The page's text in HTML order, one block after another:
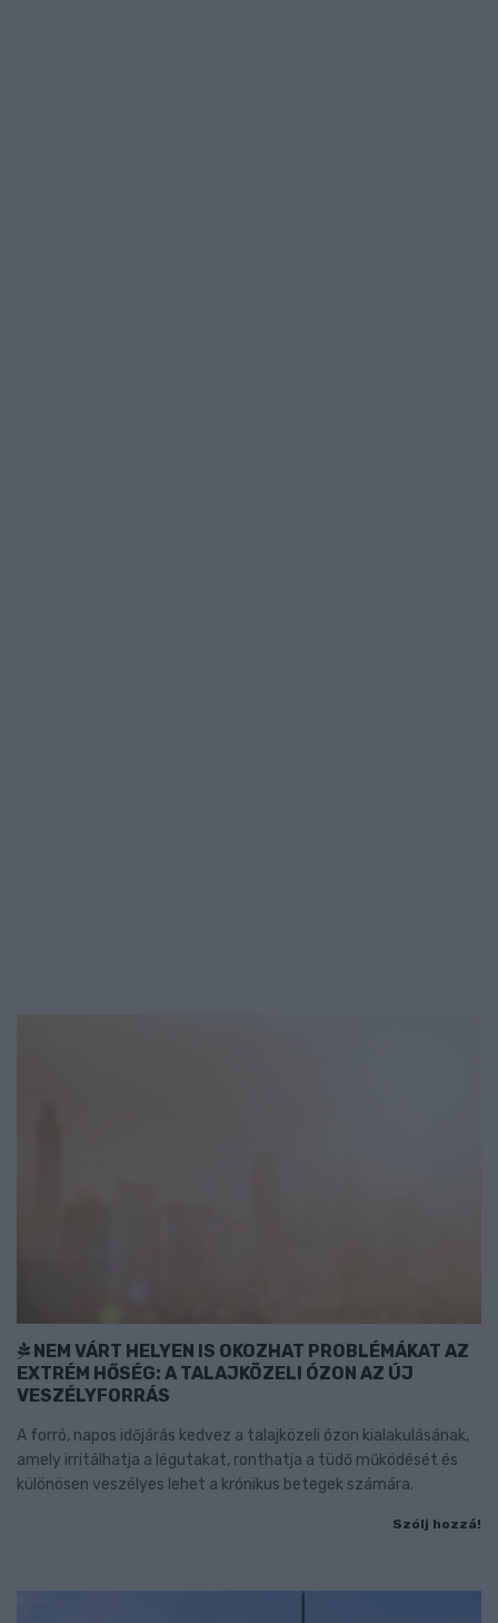
NEM VÁRT HELYEN IS OKOZHAT PROBLÉMÁKAT AZ
EXTRÉM HŐSÉG: A TALAJKÖZELI ÓZON AZ ÚJ
VESZÉLYFORRÁS
A forró, napos időjárás kedvez a talajközeli ózon kialakulásának,
amely irritálhatja a légutakat, ronthatja a tüdő működését és
különösen veszélyes lehet a krónikus betegek számára.
Szólj hozzá!